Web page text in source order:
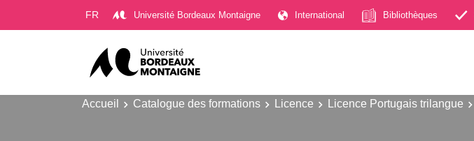
FR Université Bordeaux Montaigne International Bibliothèques
Accueil Catalogue des formations Licence Licence Portugais trilangue